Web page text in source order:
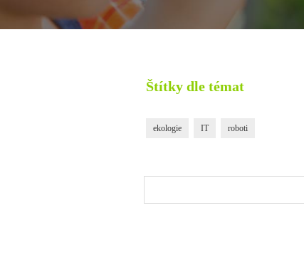
Štítky dle témat
ekologie IT roboti